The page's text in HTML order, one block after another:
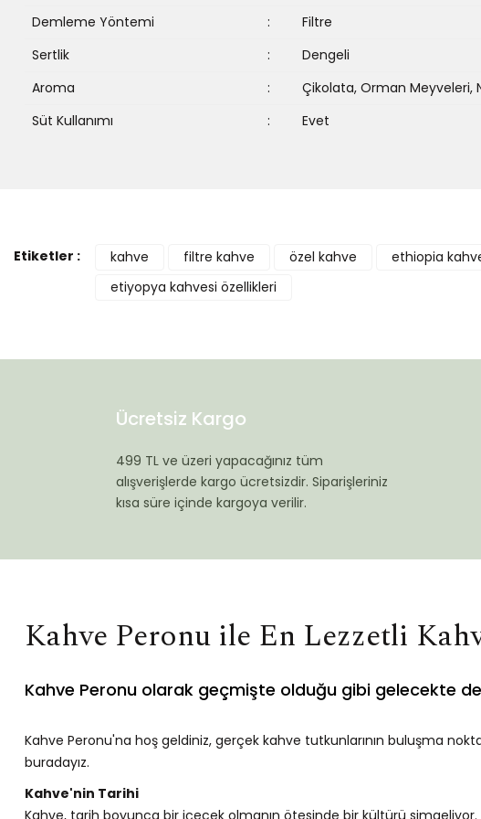
Demleme Yöntemi :
Filtre
Sertlik
:
Dengeli
Aroma
:
Çikolata, Orman Meyveleri,
Süt Kullanımı
: Evet
Etiketler : kahve filtre kahve özel kahve ethiopia
etiyopya kahvesi özellikleri
Ücretsiz Kargo
499 TL ve üzeri yapacağınız tüm
alışverişlerde kargo ücretsizdir. Siparişleriniz
kısa süre içinde kargoya verilir.
Kahve Peronu ile En Lezzetli
Kahve Peronu olarak geçmişte olduğu gibi gelecekte
Kahve Peronu'na hoş geldiniz, gerçek kahve tutkunlarının buluşma
buradayız.
Kahve'nin Tarihi
Kahve, tarih boyunca bir içecek olmanın ötesinde bir kültürü